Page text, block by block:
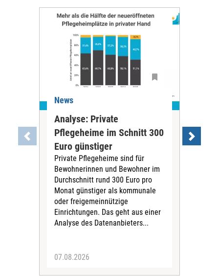
News
Analyse: Private
Pflegeheime im Schnitt 300
Euro günstiger
Private Pflegeheime sind für
Bewohnerinnen und Bewohner im
Durchschnitt rund 300 Euro pro
Monat günstiger als kommunale
oder freigemeinnützige
Einrichtungen. Das geht aus einer
Analyse des Datenanbieters...
07.08.2026